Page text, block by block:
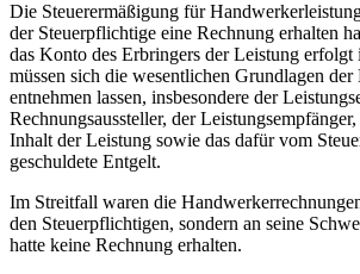
Die Steuerermäßigung für
der Steuerpflichtige eine Rechnung erhalten
das Konto des Erbringers der Leistung erfolgt
müssen sich die wesentlichen Grundlagen
entnehmen lassen, insbesondere der
Rechnungsaussteller, der
Inhalt der Leistung sowie das dafür vom
geschuldete Entgelt.
Im Streitfall waren die
den Steuerpflichtigen, sondern an seine
hatte keine Rechnung erhalten.